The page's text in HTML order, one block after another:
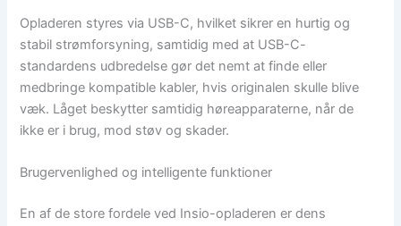
Opladeren styres via USB-C, hvilket sikrer en hurtig og
stabil strømforsyning, samtidig med at USB-C-
standardens udbredelse gør det nemt at finde eller
medbringe kompatible kabler, hvis originalen skulle blive
væk. Låget beskytter samtidig høreapparaterne, når de
ikke er i brug, mod støv og skader.
Brugervenlighed og intelligente funktioner
En af de store fordele ved Insio-opladeren er dens